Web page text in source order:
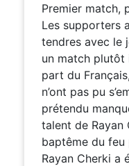
Premier match,
Les supporters
tendres avec le
un match plutôt
part du
n’ont pas pu
prétendu
talent de Rayan
baptême du feu
Rayan Cherki a